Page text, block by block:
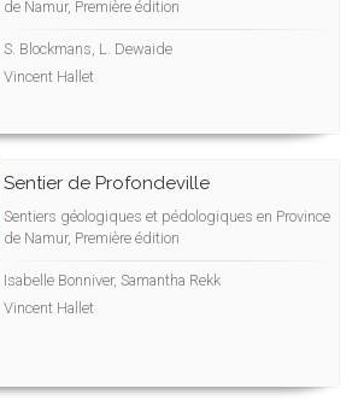
de Namur, Première édition
S. Blockmans, L. Dewaide
Vincent Hallet
Sentier de Profondeville
Sentiers géologiques et pédologiques en Province
de Namur, Première édition
Isabelle Bonniver, Samantha Rekk
Vincent Hallet